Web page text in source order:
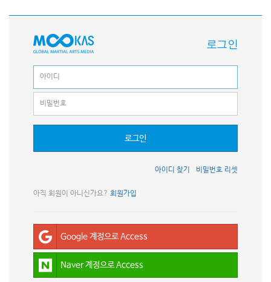
로그인
로그인
비밀번호 리셋
아이디 찾기
아직 회원이 아니신가요? 회원가입
Google 계정으로 Access
Naver 계정으로 Access